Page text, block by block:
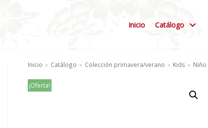
Inicio Catálogo
Inicio » Catálogo » Colección primavera/verano » Kids » Niño
¡Oferta!